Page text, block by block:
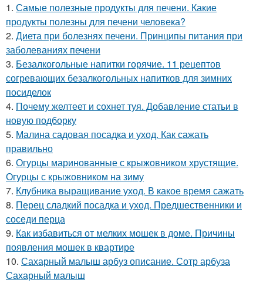
1. Самые полезные продукты для печени. Какие
продукты полезны для печени человека?
2. Диета при болезнях печени. Принципы питания при
заболеваниях печени
3. Безалкогольные напитки горячие. 11 рецептов
согревающих безалкогольных напитков для зимних
посиделок
4. Почему желтеет и сохнет туя. Добавление статьи в
новую подборку
5. Малина садовая посадка и уход. Как сажать
правильно
6. Огурцы маринованные с крыжовником хрустящие.
Огурцы с крыжовником на зиму
7. Клубника выращивание уход. В какое время сажать
8. Перец сладкий посадка и уход. Предшественники и
соседи перца
9. Как избавиться от мелких мошек в доме. Причины
появления мошек в квартире
10. Сахарный малыш арбуз описание. Сотр арбуза
Сахарный малыш